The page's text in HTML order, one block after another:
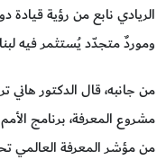
الريادي نابع من رؤية قيادة
وموردٌ متجدّد يُستثمر فيه
من جانبه، قال الدكتور
مشروع المعرفة، برنامج
من مؤشر المعرفة العالمي